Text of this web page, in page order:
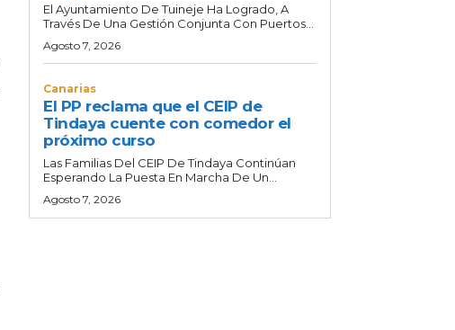
El Ayuntamiento De Tuineje Ha Logrado, A
Través De Una Gestión Conjunta Con Puertos...
Agosto 7, 2026
Canarias
El PP reclama que el CEIP de
Tindaya cuente con comedor el
próximo curso
Las Familias Del CEIP De Tindaya Continúan
Esperando La Puesta En Marcha De Un...
Agosto 7, 2026